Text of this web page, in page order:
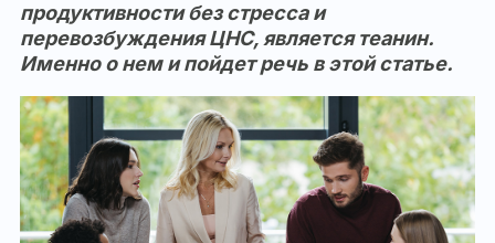
продуктивности без стресса и
перевозбуждения ЦНС, является теанин.
Именно о нем и пойдет речь в этой статье.